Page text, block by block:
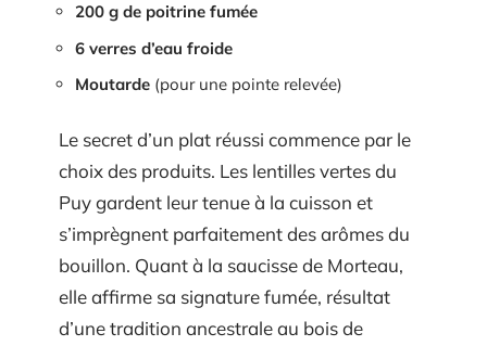
200 g de poitrine fumée
6 verres d’eau froide
Moutarde (pour une pointe relevée)
Le secret d’un plat réussi commence par le
choix des produits. Les lentilles vertes du
Puy gardent leur tenue à la cuisson et
s’imprègnent parfaitement des arômes du
bouillon. Quant à la saucisse de Morteau,
elle affirme sa signature fumée, résultat
d’une tradition ancestrale au bois de